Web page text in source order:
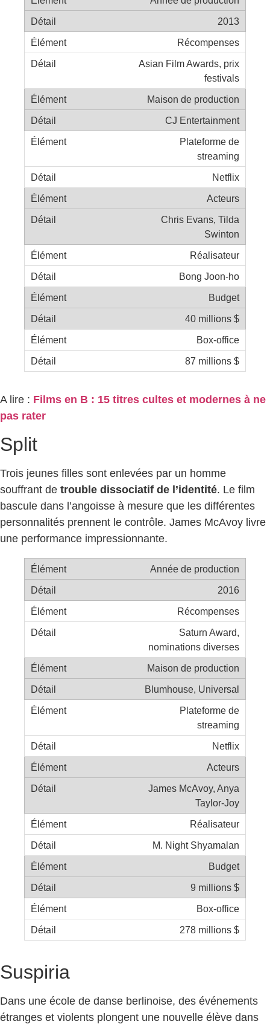
2013
Récompenses
Asian Film Awards, prix
festivals
Maison de production
CJ Entertainment
Plateforme de
streaming
Netflix
Acteurs
Chris Evans, Tilda
Swinton
Réalisateur
Bong Joon-ho
Budget
40 millions $
Box-office
87 millions $
A lire : Films en B : 15 titres cultes et modernes à ne
pas rater
Split
Trois jeunes filles sont enlevées par un homme
souffrant de trouble dissociatif de l’identité. Le film
bascule dans l’angoisse à mesure que les différentes
personnalités prennent le contrôle. James McAvoy livre
une performance impressionnante.
Année de production
2016
Récompenses
Saturn Award,
nominations diverses
Maison de production
Blumhouse, Universal
Plateforme de
streaming
Netflix
Acteurs
James McAvoy, Anya
Taylor-Joy
Réalisateur
M. Night Shyamalan
Budget
9 millions $
Box-office
278 millions $
Suspiria
Dans une école de danse berlinoise, des événements
étranges et violents plongent une nouvelle élève dans